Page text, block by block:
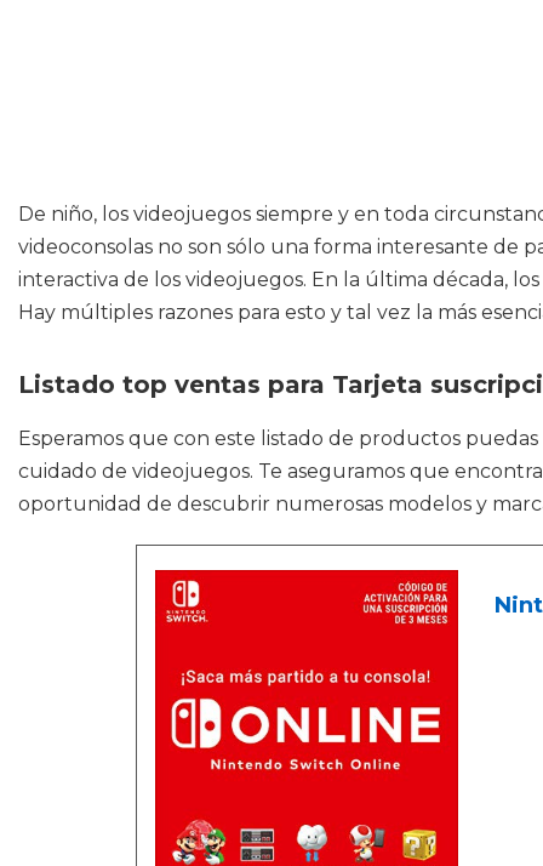
De niño, los videojuegos siempre y en toda
videoconsolas no son sólo una forma interesante de
interactiva de los videojuegos. En la última década,
Hay múltiples razones para esto y tal vez la más
Listado top ventas para Tarjeta
Esperamos que con este listado de productos
cuidado de videojuegos. Te aseguramos que
oportunidad de descubrir numerosas modelos y